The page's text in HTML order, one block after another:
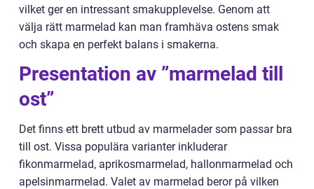
vilket ger en intressant smakupplevelse. Genom att
välja rätt marmelad kan man framhäva ostens smak
och skapa en perfekt balans i smakerna.
Presentation av ”marmelad till
ost”
Det finns ett brett utbud av marmelader som passar bra
till ost. Vissa populära varianter inkluderar
fikonmarmelad, aprikosmarmelad, hallonmarmelad och
apelsinmarmelad. Valet av marmelad beror på vilken